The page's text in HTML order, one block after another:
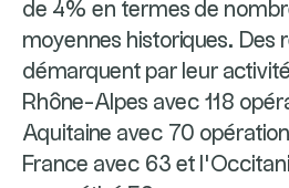
de 4% en termes de
moyennes historiques. Des
démarquent par leur
Rhône-Alpes avec 118
Aquitaine avec 70
France avec 63 et